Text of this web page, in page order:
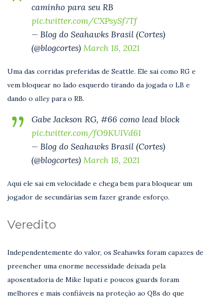
caminho para seu RB
pic.twitter.com/CXPsySf7Tf
— Blog do Seahawks Brasil (Cortes)
(@blogcortes) March 18, 2021
Uma das corridas preferidas de Seattle. Ele sai como RG e
vem bloquear no lado esquerdo tirando da jogada o LB e
dando o alley para o RB.
Gabe Jackson RG, #66 como lead block
pic.twitter.com/fO9KUIVd61
— Blog do Seahawks Brasil (Cortes)
(@blogcortes) March 18, 2021
Aqui ele sai em velocidade e chega bem para bloquear um
jogador de secundárias sem fazer grande esforço.
Veredito
Independentemente do valor, os Seahawks foram capazes de
preencher uma enorme necessidade deixada pela
aposentadoria de Mike Iupati e poucos guards foram
melhores e mais confiáveis na proteção ao QBs do que